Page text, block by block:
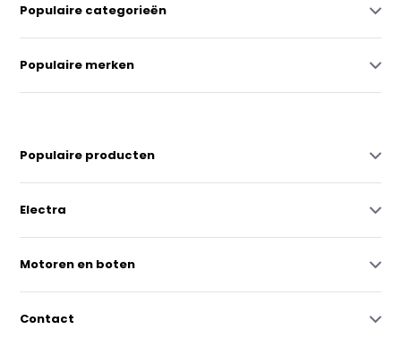
Populaire categorieën
Populaire merken
Populaire producten
Electra
Motoren en boten
Contact